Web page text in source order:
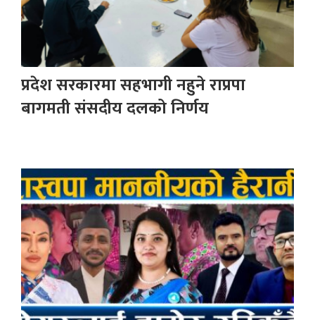
प्रदेश सरकारमा सहभागी नहुने राप्रपा
बागमती संसदीय दलको निर्णय